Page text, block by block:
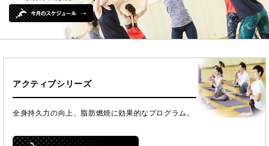
アクティブシリーズ
全身持久力の向上、脂肪燃焼に効果的なプログラム。